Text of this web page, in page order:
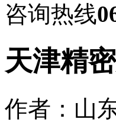
咨询热线
天津精
作者：山